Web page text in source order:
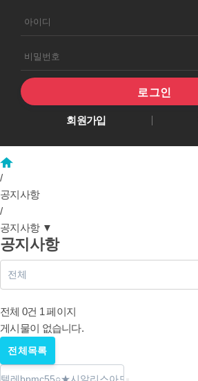
회원가입
/
공지사항
/
공지사항 ▼
공지사항
나눔사업공지
공지사항
전체 0건 1 페이지
게시물이 없습니다.
전체목록